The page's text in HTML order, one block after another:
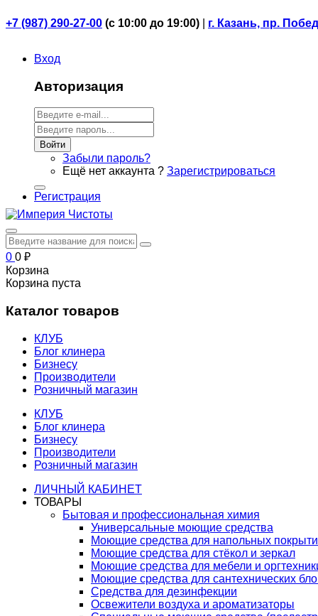
+7 (987) 290-27-00 (с 10:00 до 19:00) г. Казань, пр.
Вход
Авторизация
Войти
Забыли пароль?
Ещё нет аккаунта ? Зарегистрироваться
Регистрация
0 0 ₽
Корзина
Корзина пуста
Каталог товаров
КЛУБ
Блог клинера
Бизнесу
Производители
Розничный магазин
КЛУБ
Блог клинера
Бизнесу
Производители
Розничный магазин
ЛИЧНЫЙ КАБИНЕТ
ТОВАРЫ
Бытовая и профессиональная химия
Универсальные моющие средства
Моющие средства для напольных
Моющие средства для стёкол и зеркал
Моющие средства для мебели и
Моющие средства для сантехнических
Средства для дезинфекции
Освежители воздуха и ароматизаторы